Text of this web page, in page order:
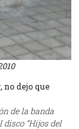
dejo que
de la banda
“Hijos del